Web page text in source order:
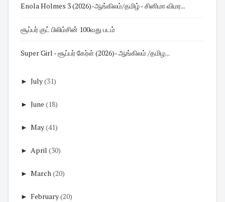
Enola Holmes 3 (2026)-ஆங்கிலம்/தமிழ் - சினிமா விமர...
சூப்பர் குட் பிலிம்சின் 100வது படம்
Super Girl - சூப்பர் கேர்ள் (2026)- ஆங்கிலம் /தமிழ...
► July(31)
► June (18)
► May(41)
► April (30)
► March(20)
► February(20)